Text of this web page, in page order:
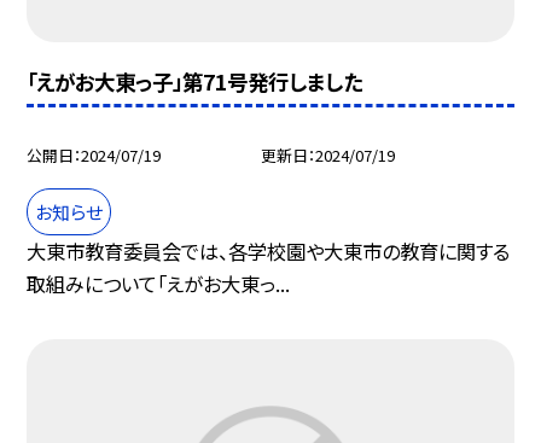
「えがお大東っ子」第71号発行しました
公開日 2024/07/19 更新日 2024/07/19
お知らせ
大東市教育委員会では、各学校園や大東市の教育に関する
取組みについて「えがお大東っ...